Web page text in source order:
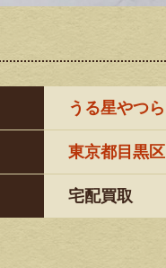
うる星やつら
東京都目黒区
宅配買取